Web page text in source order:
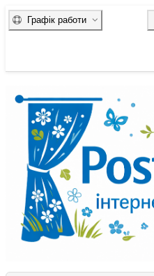
Графік работи